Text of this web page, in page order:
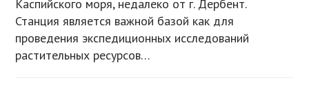
Каспийского моря, недалеко от г. Дербент.
Станция является важной базой как для
проведения экспедиционных исследований
растительных ресурсов…